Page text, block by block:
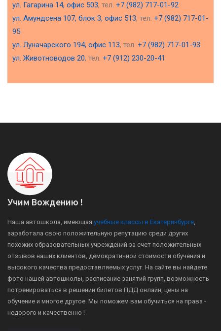
ул. Гагарина 14, офис 503, тел. +7 (982) 717-01-92
ул. Амундсена 107, блок 3, офис 513, тел. +7 (982) 717-01-
95
ул. Луначарского 194, офис 113, тел. +7 (982) 717-01-93
ул. Животноводов 20, тел. +7 (912) 230-20-41
Учим Вождению !
Наша автошкола, имеющая учебные классы в Екатеринбурге,
заработала свою положительную репутацию среди других
похожих образовательных учреждений за счет положительных
отзывов наших клиентов, демократичной стоимости обучения и
высокого качества предоставляемых услуг. На сайте вы найдете
фото нашей автошколы, расписание занятий групп, возможность
потренироваться в решении билетов ПДД онлайн, цены на
обучение и многое другое. Мы поможем вам обучиться на права -
недорого и качественно !